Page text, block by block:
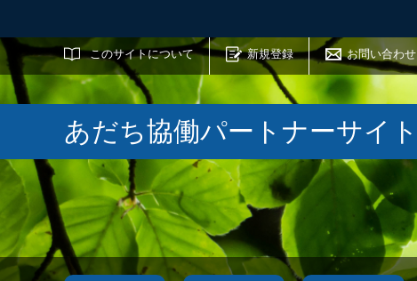
このサイトについて 新規登録 お問い合わせ
サイト内検索
あだち協働パートナーサイト